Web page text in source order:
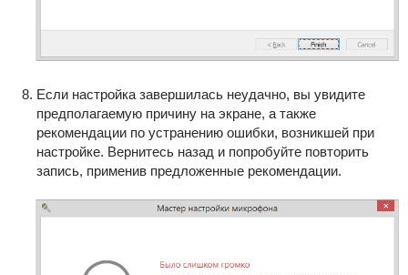
Если настройка завершилась неудачно, вы увидите
предполагаемую причину на экране, а также
рекомендации по устранению ошибки, возникшей при
настройке. Вернитесь назад и попробуйте повторить
запись, применив предложенные рекомендации.